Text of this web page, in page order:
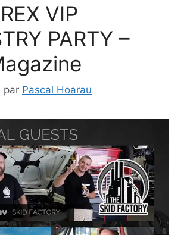
VIP
PARTY –
par Pascal Hoarau